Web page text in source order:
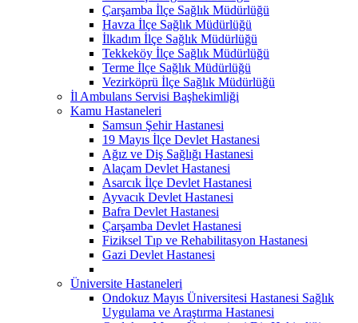
Çarşamba İlçe Sağlık Müdürlüğü
Havza İlçe Sağlık Müdürlüğü
İlkadım İlçe Sağlık Müdürlüğü
Tekkeköy İlçe Sağlık Müdürlüğü
Terme İlçe Sağlık Müdürlüğü
Vezirköprü İlçe Sağlık Müdürlüğü
İl Ambulans Servisi Başhekimliği
Kamu Hastaneleri
Samsun Şehir Hastanesi
19 Mayıs İlçe Devlet Hastanesi
Ağız ve Diş Sağlığı Hastanesi
Alaçam Devlet Hastanesi
Asarcık İlçe Devlet Hastanesi
Ayvacık Devlet Hastanesi
Bafra Devlet Hastanesi
Çarşamba Devlet Hastanesi
Fiziksel Tıp ve Rehabilitasyon Hastanesi
Gazi Devlet Hastanesi
Üniversite Hastaneleri
Ondokuz Mayıs Üniversitesi Hastanesi Sağlık
Uygulama ve Araştırma Hastanesi